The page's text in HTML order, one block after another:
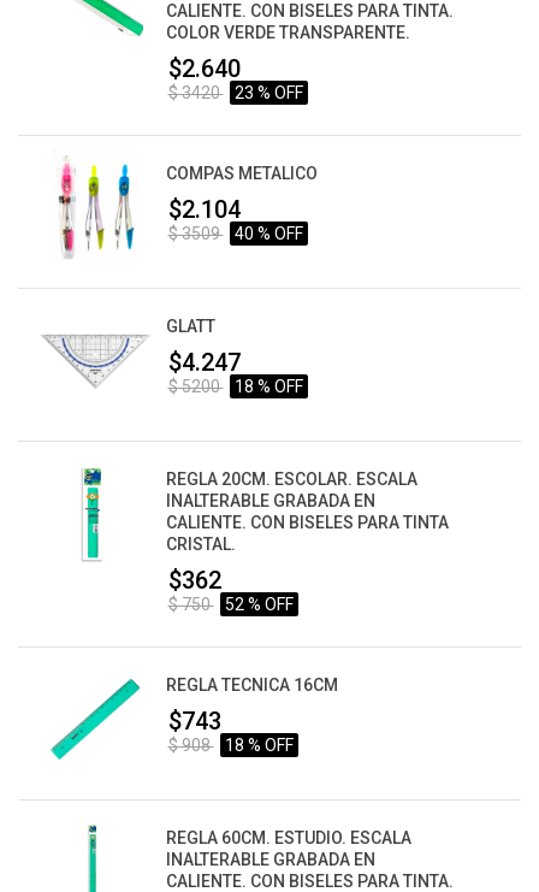
CALIENTE. CON BISELES PARA TINTA.
COLOR VERDE TRANSPARENTE.
$2.640
$ 3420 23 % OFF
COMPAS METALICO
$2.104
$ 3509 40 % OFF
GLATT
$4.247
$ 5200 18 % OFF
REGLA 20CM. ESCOLAR. ESCALA
INALTERABLE GRABADA EN
CALIENTE. CON BISELES PARA TINTA
CRISTAL.
$362
$ 750 52 % OFF
REGLA TECNICA 16CM
$743
$ 908 18 % OFF
REGLA 60CM. ESTUDIO. ESCALA
INALTERABLE GRABADA EN
CALIENTE. CON BISELES PARA TINTA.